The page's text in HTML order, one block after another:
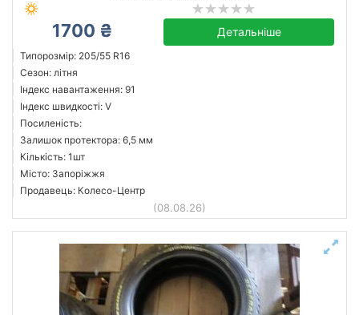
1700 ₴ Детальніше
Типорозмір: 205/55 R16
Сезон: літня
Індекс навантаження: 91
Індекс швидкості: V
Посиленість:
Залишок протектора: 6,5 мм
Кількість: 1шт
Місто: Запоріжжя
Продавець: Колесо-Центр
(08.08.26)